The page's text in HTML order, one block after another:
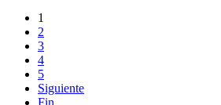
1
2
3
4
5
Siguiente